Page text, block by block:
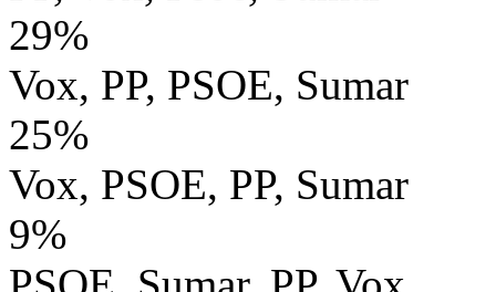
29%
Vox, PP, PSOE, Sumar
25%
Vox, PSOE, PP, Sumar
9%